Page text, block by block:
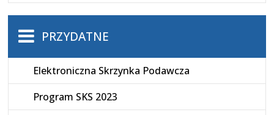
PRZYDATNE
Elektroniczna Skrzynka Podawcza
Program SKS 2023